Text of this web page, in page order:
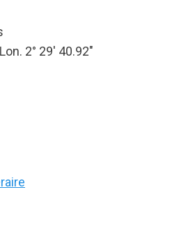
2° 29′ 40.92″